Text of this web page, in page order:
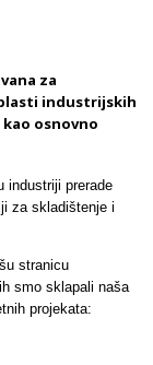
za
industrijskih
osnovno
industriji prerade
za skladištenje i
stranicu
smo sklapali naša
projekata: